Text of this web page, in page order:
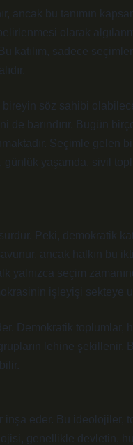
ancak bu tanımın
olarak
katılım, sadece
söz sahibi
barındırır. Bugün
Seçimle gelen
günlük yaşamda, sivil
Peki, demokratik
ancak halkın bu
yalnızca seçim
işleyişi sekteye
Demokratik toplumlar,
lehine şekillenir.
eder. Bu ideolojiler,
genellikle devletin,